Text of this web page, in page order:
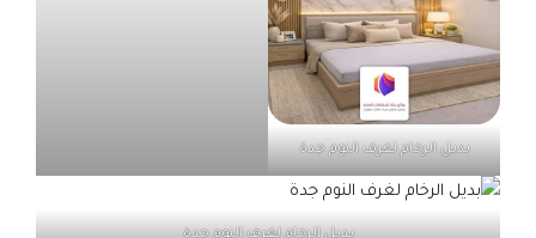
بديل الرخام لغرف النوم جدة